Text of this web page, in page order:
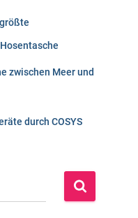
zwischen Meer und
durch COSYS